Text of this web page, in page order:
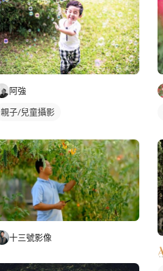
阿強
親子/兒童攝影
十三號影像